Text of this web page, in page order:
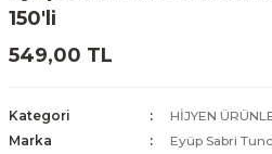
150'li
549,00 TL
Kategori
HİJYEN
Marka
Eyüp Sabri